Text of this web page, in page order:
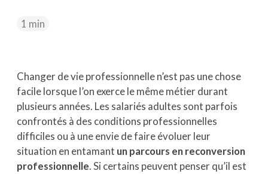
1 min
Changer de vie professionnelle n’est pas une chose
facile lorsque l’on exerce le même métier durant
plusieurs années. Les salariés adultes sont parfois
confrontés à des conditions professionnelles
difficiles ou à une envie de faire évoluer leur
situation en entamant un parcours en reconversion
professionnelle. Si certains peuvent penser qu’il est